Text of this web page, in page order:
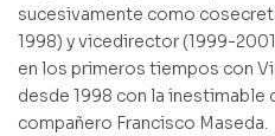
sucesivamente como
1998) y vicedirector (1999-
en los primeros tiempos con
desde 1998 con la
compañero Francisco Maseda.